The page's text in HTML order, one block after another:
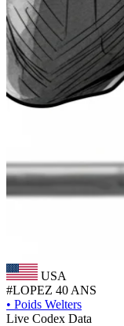
USA
#LOPEZ 40 ANS
• Poids Welters
Live Codex Data